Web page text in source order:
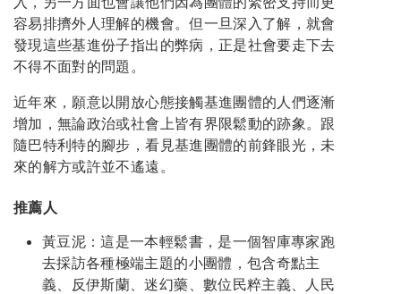
容易排擠外人理解的機會。但一旦深入了解，就會
發現這些基進份子指出的弊病，正是社會要走下去
不得不面對的問題。
近年來，願意以開放心態接觸基進團體的人們逐漸
增加，無論政治或社會上皆有界限鬆動的跡象。跟
隨巴特利特的腳步，看見基進團體的前鋒眼光，未
來的解方或許並不遙遠。
推薦人
黃豆泥：這是一本輕鬆書，是一個智庫專家跑
去採訪各種極端主題的小團體，包含奇點主
義、反伊斯蘭、迷幻藥、數位民粹主義、人民